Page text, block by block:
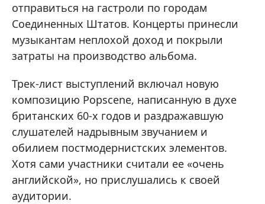
отправиться на гастроли по городам
Соединенных Штатов. Концерты принесли
музыкантам неплохой доход и покрыли
затраты на производство альбома.
Трек-лист выступлений включал новую
композицию Popscene, написанную в духе
британских 60-х годов и раздражавшую
слушателей надрывным звучанием и
обилием постмодернистских элементов.
Хотя сами участники считали ее «очень
английской», но прислушались к своей
аудитории.